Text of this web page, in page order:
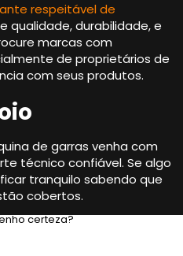
respeitável de
qualidade, durabilidade, e
marcas com
de proprietários de
com seus produtos.
de garras venha com
técnico confiável. Se algo
tranquilo sabendo que
cobertos.
certeza?